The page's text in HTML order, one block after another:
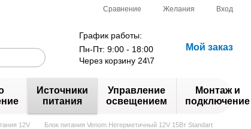
Сравнение Желания Вход
График работы:
Пн-Пт: 9:00 - 18:00
Через корзину 24\7
Мой заказ
Источники
питания
Управление
освещением
Монтаж и
подключение
12V Блок питания Venom Негерметичный 12V 15Вт Standart